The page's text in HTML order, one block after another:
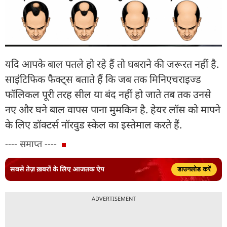
यदि आपके बाल पतले हो रहे हैं तो घबराने की जरूरत नहीं है.
साइंटिफिक फैक्ट्स बताते हैं कि जब तक मिनिएचराइज्ड
फॉलिकल पूरी तरह सील या बंद नहीं हो जाते तब तक उनसे
नए और घने बाल वापस पाना मुमकिन है. हेयर लॉस को मापने
के लिए डॉक्टर्स नॉरवुड स्केल का इस्तेमाल करते हैं.
---- समाप्त ----
सबसे तेज़ ख़बरों के लिए आजतक ऐप डाउनलोड करें
ADVERTISEMENT